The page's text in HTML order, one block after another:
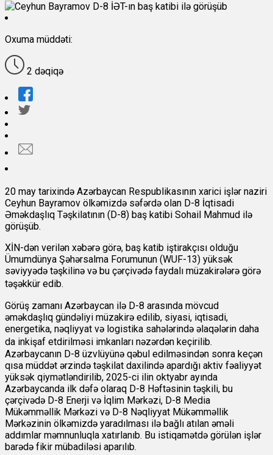
Oxuma müddəti:
2 dəqiqə
20 may tarixində Azərbaycan Respublikasının xarici işlər naziri
Ceyhun Bayramov ölkəmizdə səfərdə olan D-8 İqtisadi
Əməkdaşlıq Təşkilatının (D-8) baş katibi Sohail Mahmud ilə
görüşüb.
XİN-dən verilən xəbərə görə, baş katib iştirakçısı olduğu
Ümumdünya Şəhərsalma Forumunun (WUF-13) yüksək
səviyyədə təşkilinə və bu çərçivədə faydalı müzakirələrə görə
təşəkkür edib.
Görüş zamanı Azərbaycan ilə D-8 arasında mövcud
əməkdaşlıq gündəliyi müzakirə edilib, siyasi, iqtisadi,
energetika, nəqliyyat və logistika sahələrində əlaqələrin daha
da inkişaf etdirilməsi imkanları nəzərdən keçirilib.
Azərbaycanın D-8 üzvlüyünə qəbul edilməsindən sonra keçən
qısa müddət ərzində təşkilat daxilində apardığı aktiv fəaliyyət
yüksək qiymətləndirilib, 2025-ci ilin oktyabr ayında
Azərbaycanda ilk dəfə olaraq D-8 Həftəsinin təşkili, bu
çərçivədə D-8 Enerji və İqlim Mərkəzi, D-8 Media
Mükəmməllik Mərkəzi və D-8 Nəqliyyat Mükəmməllik
Mərkəzinin ölkəmizdə yaradılması ilə bağlı atılan əməli
addımlar məmnunluqla xatırlanıb. Bu istiqamətdə görülən işlər
barədə fikir mübadiləsi aparılıb.